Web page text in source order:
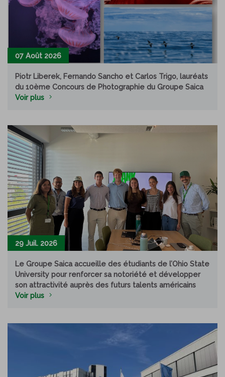
07 Août 2026
Piotr Liberek, Fernando Sancho et Carlos Trigo, lauréats
du 10ème Concours de Photographie du Groupe Saica
Voir plus
29 Juil. 2026
Le Groupe Saica accueille des étudiants de l’Ohio State
University pour renforcer sa notoriété et développer
son attractivité auprès des futurs talents américains
Voir plus